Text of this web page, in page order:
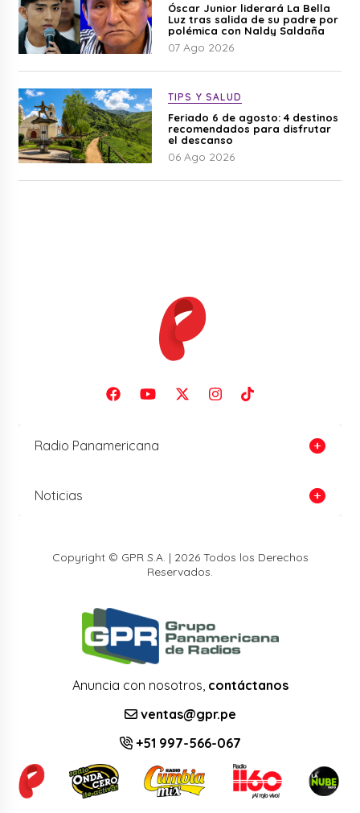
Óscar Junior liderará La Bella
Luz tras salida de su padre por
polémica con Naldy Saldaña
07 Ago 2026
TIPS Y SALUD
Feriado 6 de agosto: 4 destinos
recomendados para disfrutar
el descanso
06 Ago 2026
Radio Panamericana
Noticias
Copyright © GPR S.A. | 2026 Todos los Derechos
Reservados.
Anuncia con nosotros, contáctanos
ventas@gpr.pe
+51 997-566-067